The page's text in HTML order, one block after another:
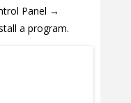
Panel →
a program.